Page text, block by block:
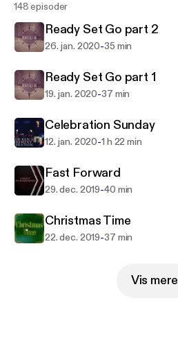
148 episoder
Ready Set Go part 2
26. jan. 2020-35 min
Ready Set Go part 1
19. jan. 2020-37 min
Celebration Sunday
12. jan. 2020-1 h 22 min
Fast Forward
29. dec. 2019-40 min
Christmas Time
22. dec. 2019-37 min
Vis mere